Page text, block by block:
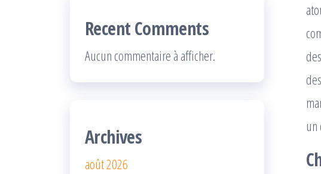
Recent Comments
Aucun commentaire à afficher.
Archives
août 2026